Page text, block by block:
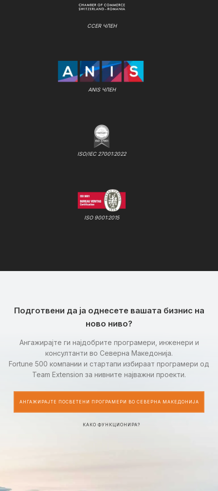
CCER ЧЛЕН
ANIS ЧЛЕН
ISO/IEC 27001:2022
ISO 9001:2015
Подготвени да ја однесете вашата бизнис на
ново ниво?
Ангажирајте ги најдобрите програмери, инженери и
консултанти во Северна Македонија.
Fortune 500 компании и стартапи избираат програмери од
Team Extension за нивните најважни проекти.
АНГАЖИРАЈТЕ ПОСВЕТЕНИ ПРОГРАМЕРИ ВО СЕВЕРНА МАКЕДОНИЈА
КАКО ФУНКЦИОНИРА?